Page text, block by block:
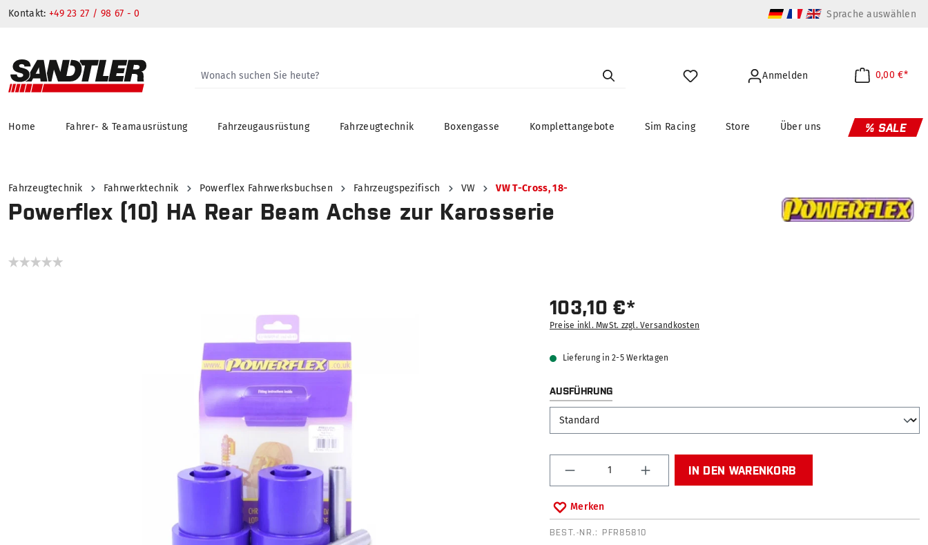
Kontakt: +49 23 27 / 98 67 - 0 Sprache auswählen
Anmelden 0,00 €*
Home Fahrer- & Teamausrüstung Fahrzeugausrüstung Fahrzeugtechnik Boxengasse Komplettangebote Sim Racing Store Über uns % SALE
Fahrzeugtechnik Fahrwerktechnik Powerflex Fahrwerksbuchsen Fahrzeugspezifisch VW VW T-Cross, 18-
Powerflex (10) HA Rear Beam Achse zur Karosserie
103,10 €*
Preise inkl. MwSt. zzgl. Versandkosten
Lieferung in 2-5 Werktagen
AUSFÜHRUNGAUSWÄHLEN
Produkt Anzahl: Gib den gewünschten Wert ein
IN DEN WARENKORB
Merken
BEST.-NR.: PFR85810